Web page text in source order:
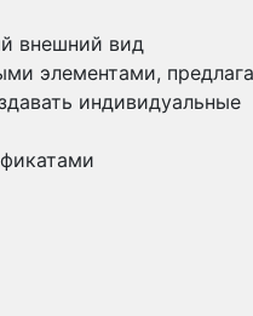
внешний вид
элементами,
индивидуальные